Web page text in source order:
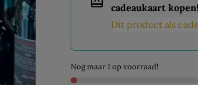
cadeaukaart kopen!
Dit product als
Nog maar 1 op voorraad!